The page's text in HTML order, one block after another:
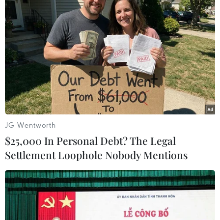
Phó Chủ tịch Hội Nhà báo Việt Nam nhấn mạnh.
Tổng Biên tập Báo Điện tử VietnamPlus Trần Tiến Duẩn trao giải
khuyến khích cho các tác giả. (Ảnh: Đức Duy/Vietnam+)
Theo đại diện Ban tổ chức, giải thưởng báo chí
JG Wentworth
$25,000 In Personal Debt? The Legal
Settlement Loophole Nobody Mentions